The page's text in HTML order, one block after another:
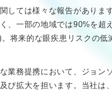
しては様々な報告があり
、一部の地域では90%を
将来的な眼疾患リスクの低
業務提携において、ジョン
び拡大を担います。当社は